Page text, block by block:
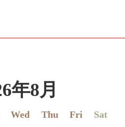
年8月
Wed Thu Fri
Sat